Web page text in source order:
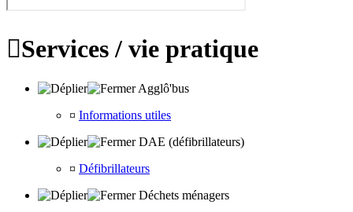
Services / vie pratique
Agglô'bus
¤ Informations utiles
DAE (défibrillateurs)
¤ Défibrillateurs
Déchets ménagers